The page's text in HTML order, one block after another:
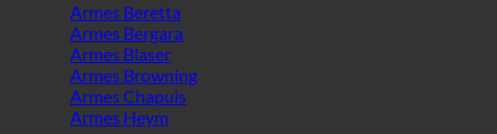
Armes Beretta
Armes Bergara
Armes Blaser
Armes Browning
Armes Chapuis
Armes Heym